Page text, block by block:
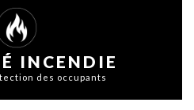
INCENDIE
des occupants